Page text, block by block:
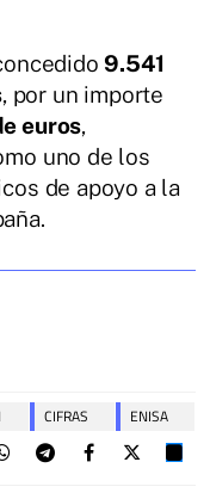
9.541
, por un importe
euros,
uno de los
de apoyo a la
CIFRAS ENISA